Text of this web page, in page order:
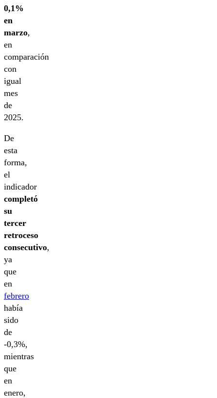
0,1%
en
marzo,
en
comparación
con
igual
mes
de
2025.
De
esta
forma,
el
indicador
completó
su
tercer
retroceso
consecutivo,
ya
que
en
febrero
había
sido
de
-0,3%,
mientras
que
en
enero,